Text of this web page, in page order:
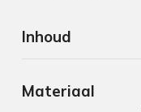
Inhoud
Materiaal